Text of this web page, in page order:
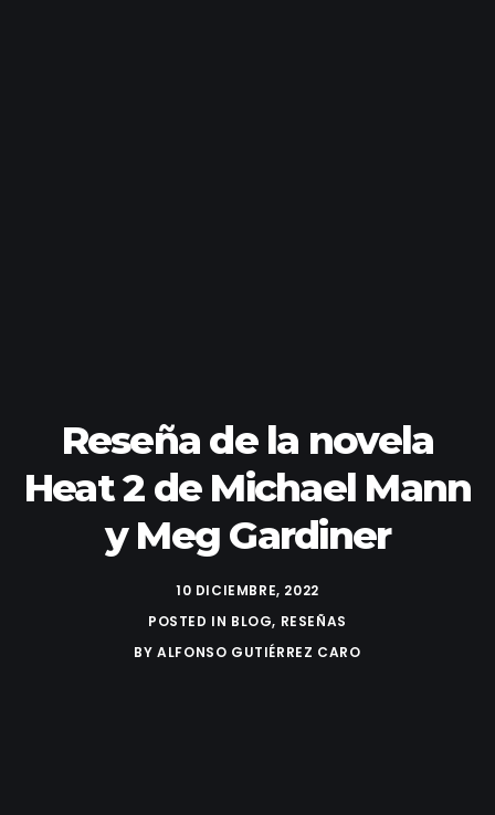
Reseña de la novela
Heat 2 de Michael Mann
y Meg Gardiner
10 DICIEMBRE, 2022
POSTED IN BLOG, RESEÑAS
BYALFONSO GUTIÉRREZ CARO